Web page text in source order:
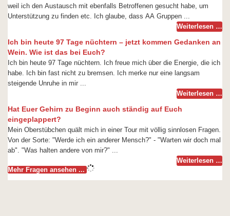
weil ich den Austausch mit ebenfalls Betroffenen gesucht habe, um
Unterstützung zu finden etc. Ich glaube, dass AA Gruppen ...
Weiterlesen …
Ich bin heute 97 Tage nüchtern – jetzt kommen Gedanken an
Wein. Wie ist das bei Euch?
Ich bin heute 97 Tage nüchtern. Ich freue mich über die Energie, die ich
habe. Ich bin fast nicht zu bremsen. Ich merke nur eine langsam
steigende Unruhe in mir ...
Weiterlesen …
Hat Euer Gehirn zu Beginn auch ständig auf Euch
eingeplappert?
Mein Oberstübchen quält mich in einer Tour mit völlig sinnlosen Fragen.
Von der Sorte: "Werde ich ein anderer Mensch?" - "Warten wir doch mal
ab". "Was halten andere von mir?" ...
Weiterlesen …
Mehr Fragen ansehen ...